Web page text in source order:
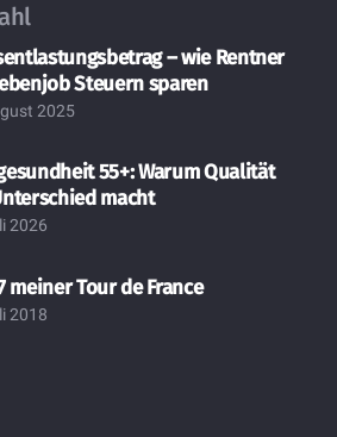
– wie Rentner
Steuern sparen
2025
55+: Warum Qualität
macht
2026
meiner Tour de France
2018